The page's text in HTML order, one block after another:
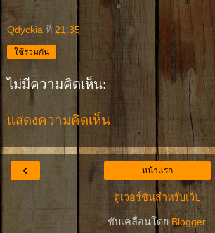
Qdyckia ที่ 21:35
ใช้ร่วมกัน
ไม่มีความคิดเห็น:
แสดงความคิดเห็น
‹ หน้าแรก
ดูเวอร์ชันสำหรับเว็บ
ขับเคลื่อนโดยBlogger.